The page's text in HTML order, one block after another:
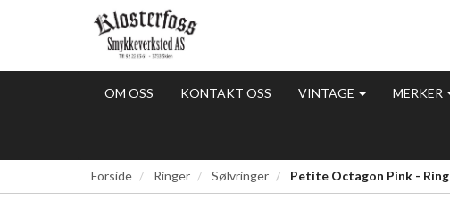
OM OSS KONTAKT OSS VINTAGE MERKER
Forside Ringer Sølvringer Petite Octagon Pink - Ring